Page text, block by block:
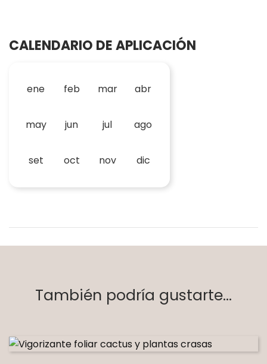
CALENDARIO DE APLICACIÓN
ene feb mar abr
may jun jul ago
set oct nov dic
También podría gustarte...